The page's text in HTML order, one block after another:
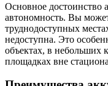
Основное достоинство
автономность. Вы
труднодоступных
недоступна. Это
объектах, в небольших
площадках вне